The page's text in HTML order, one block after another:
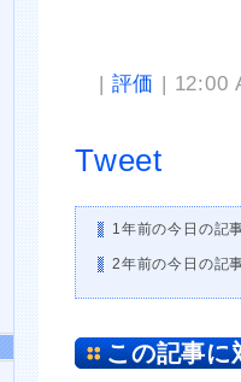
| 評価 | 12:00
Tweet
1年前の今日の記
2年前の今日の記
この記事に